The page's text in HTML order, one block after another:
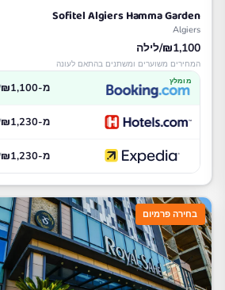
Sofitel Algiers Hamma Garden
Algiers
₪1,100/לילה
המחירים משוערים ומשתנים בהתאם לעונה
מומלץ מ-₪1,100
מ-₪1,230
מ-₪1,230
בחירה פרמיום